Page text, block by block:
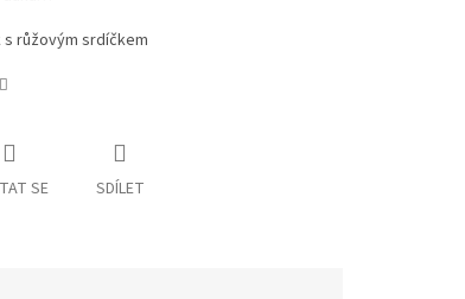
růžovým srdíčkem
SE SDÍLET